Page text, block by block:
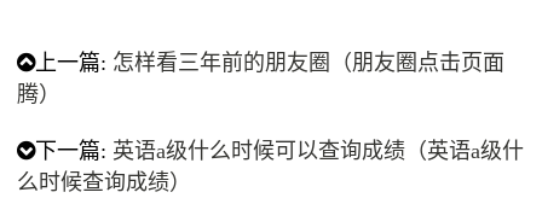
上一篇: 怎样看三年前的朋友圈（朋友圈点击页面
腾）
下一篇: 英语a级什么时候可以查询成绩（英语a级什
么时候查询成绩）